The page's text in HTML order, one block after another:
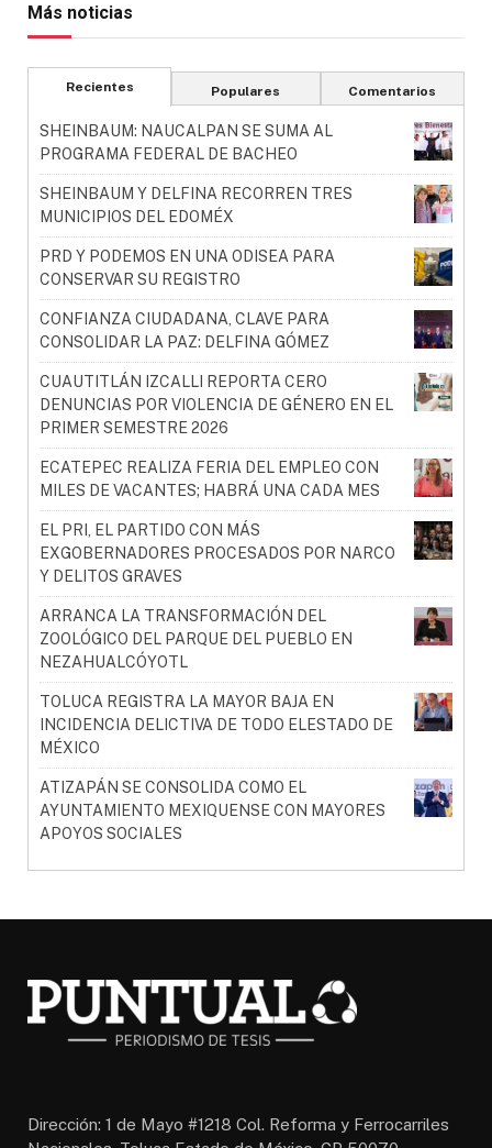
Más noticias
Recientes Populares Comentarios
SHEINBAUM: NAUCALPAN SE SUMA AL
PROGRAMA FEDERAL DE BACHEO
SHEINBAUM Y DELFINA RECORREN TRES
MUNICIPIOS DEL EDOMÉX
PRD Y PODEMOS EN UNA ODISEA PARA
CONSERVAR SU REGISTRO
CONFIANZA CIUDADANA, CLAVE PARA
CONSOLIDAR LA PAZ: DELFINA GÓMEZ
CUAUTITLÁN IZCALLI REPORTA CERO
DENUNCIAS POR VIOLENCIA DE GÉNERO EN EL
PRIMER SEMESTRE 2026
ECATEPEC REALIZA FERIA DEL EMPLEO CON
MILES DE VACANTES; HABRÁ UNA CADA MES
EL PRI, EL PARTIDO CON MÁS
EXGOBERNADORES PROCESADOS POR NARCO
Y DELITOS GRAVES
ARRANCA LA TRANSFORMACIÓN DEL
ZOOLÓGICO DEL PARQUE DEL PUEBLO EN
NEZAHUALCÓYOTL
TOLUCA REGISTRA LA MAYOR BAJA EN
INCIDENCIA DELICTIVA DE TODO ELESTADO DE
MÉXICO
ATIZAPÁN SE CONSOLIDA COMO EL
AYUNTAMIENTO MEXIQUENSE CON MAYORES
APOYOS SOCIALES
Dirección: 1 de Mayo #1218 Col. Reforma y Ferrocarriles